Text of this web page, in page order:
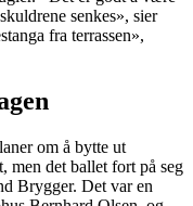
senkes», sier
fra terrassen»,
om å bytte ut
men det ballet fort på seg
Brygger. Det var en